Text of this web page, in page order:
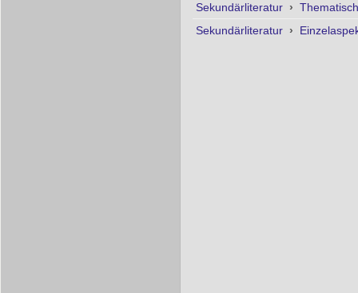
Sekundärliteratur ›
Sekundärliteratur ›